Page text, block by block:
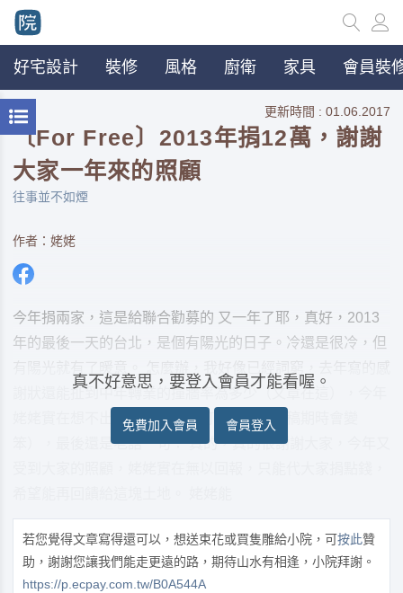
好宅設計 裝修 風格 廚衛 家具 會員裝
更新時間 : 01.06.2017
〔For Free〕2013年捐12萬，謝謝
大家一年來的照顧
往事並不如煙
作者：姥姥
今年捐兩家，這是給聯合勸募的 又一年了耶，真好，2013
年的最後一天的台北，是個有陽光的日子。冷還是很冷，但
謝狀還能扯到中年轉業的撞牆率為多少（文章在這），今年
姥姥實在想不出來該寫什麼（可見，人在趕稿期時會變
笨），最後還是老話一句： 真的，真的很謝謝大家，今年又
真不好意思，要登入會員才能看喔。
免費加入會員 會員登入
若您覺得文章寫得還可以，想送束花或買隻雕給小院，可按此贊
助，謝謝您讓我們能走更遠的路，期待山水有相逢，小院拜謝。
https://p.ecpay.com.tw/B0A544A